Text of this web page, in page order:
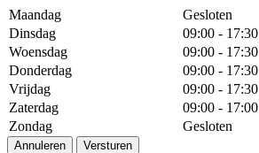
Maandag
Gesloten
Dinsdag
09:00 - 17:30
Woensdag
09:00 - 17:30
Donderdag
09:00 - 17:30
Vrijdag
09:00 - 17:30
Zaterdag
09:00 - 17:00
Zondag
Gesloten
Annuleren Versturen